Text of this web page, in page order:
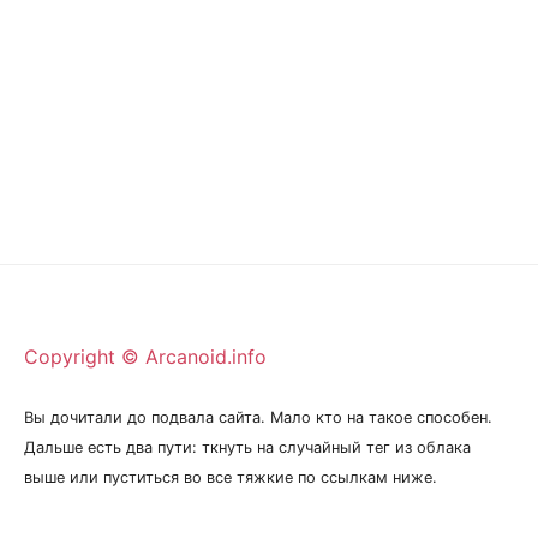
Copyright © Arcanoid.info
Вы дочитали до подвала сайта. Мало кто на такое способен.
Дальше есть два пути: ткнуть на случайный тег из облака
выше или пуститься во все тяжкие по ссылкам ниже.